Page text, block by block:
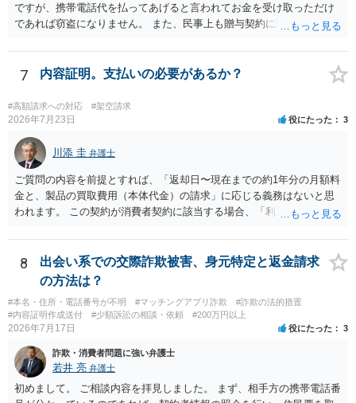
ですが、携帯電話代を払ってあげると言われてお金を受け取っただけ
であれば窃盗になりません。 また、民事上も贈与契約に該当すると思
ず、可能であればブロックをするようにしてください。 ご不安であれ
ば、最寄りの警察署に相談をしても良いかもしれません。 以上、ご参
7 内容証明。支払いの必要があるか？
#高額請求への対応 #架空請求
2026年7月23日 役にたった 3
川添 圭 弁護士
ご質問の内容を前提とすれば、「返却日〜現在までの約1年分の月額料
金と、製品の買取費用（本体代金）の請求」に応じる義務はないと思
われます。 この契約が消費者契約に該当する場合、「利用料金の未納
も不当条項として無効になると解されます（消費者契約法10条）。消
費者契約に該当しない場合でも、ご質問の記載を前提とすればそのよ
うな条項は存在しないので請求自体が不当ということになります。 メ
ールでのやり取りも証拠になりますので、あなたとしては、毅然と請
求を拒絶することを伝えるべきでしょう（ただし未納料金があること
に争いがない場合には未納料金は支払う必要があるかもしれませ
訴訟で解決するのが一番ですが、相手方が遠方である場合は遠方の裁
判所で提訴される可能性もありますので、（費用はかかってしまいま
すが）弁護士へ依頼して正式な拒絶回答を送ることも検討した方がよ
8
出会い系での交際詐欺被害、身元特定と返金請求
の方法は？
#本名・住所・電話番号が不明 #マッチングアプリ詐欺
#詐欺の法的措置
#内容証明作成送付
#少額訴訟の相談・依頼 #200万円以上
2026年7月17日 役にたった 3
詐欺・消費者問題に強い弁護士
若井 亮 弁護士
初めまして。 ご相談内容を拝見しました。 まず、相手方の携帯電話番